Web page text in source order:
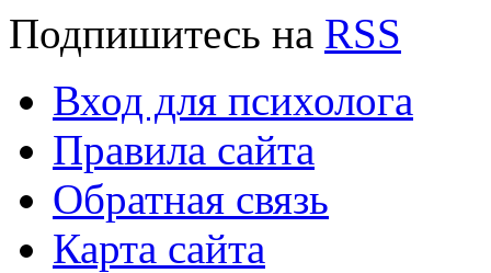
Подпишитесь на RSS
Вход для психолога
Правила сайта
Обратная связь
Карта сайта